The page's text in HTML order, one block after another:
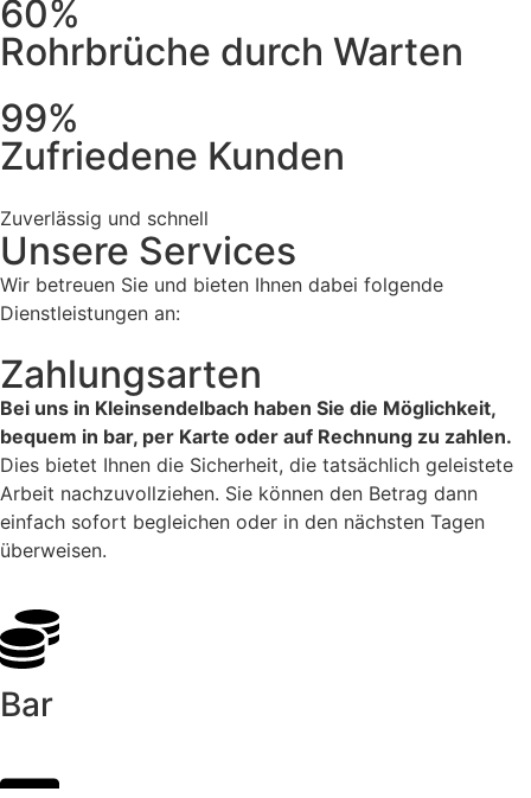
60%
Rohrbrüche durch Warten
99%
Zufriedene Kunden
Zuverlässig und schnell
Unsere Services
Wir betreuen Sie und bieten Ihnen dabei folgende
Dienstleistungen an:
Zahlungsarten
Bei uns in Kleinsendelbach haben Sie die Möglichkeit,
bequem in bar, per Karte oder auf Rechnung zu zahlen.
Dies bietet Ihnen die Sicherheit, die tatsächlich geleistete
Arbeit nachzuvollziehen. Sie können den Betrag dann
einfach sofort begleichen oder in den nächsten Tagen
überweisen.
Bar